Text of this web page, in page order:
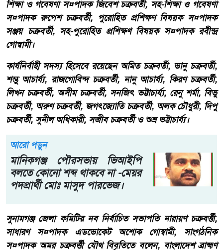
শিক্ষা ও গবেষণা স¤পাদক জিবেশ চক্রবর্তী, সহ-শিক্ষা ও গবেষণা
স¤পাদক রুপেশ চক্রবর্তী, পুরোহিত প্রশিক্ষণ বিষয়ক স¤পাদক
সঞ্জয় চক্রবর্তী, সহ-পুরোহিত প্রশিক্ষণ বিষয়ক স¤পাদক রবীন্দ্র
গোস্বামী।
কার্যনির্বাহী সদস্য হিসেবে রয়েছেন অমিত চক্রবর্তী, ভানু চক্রবর্তী,
শম্ভু আচার্য্য, রাজগোবিন্দ চক্রবর্তী, নানু আচার্য্য, কিরণ চক্রবর্তী,
লিখন চক্রবর্তী, অসীম চক্রবর্তী, সনজিৎ ভট্টাচার্য্য, রেনু শর্মা, বিভু
চক্রবর্তী, অরুণ চক্রবর্তী, জগৎজ্যোতি চক্রবর্তী, অলক চৌধুরী, দিপু
চক্রবর্তী, সুনীল অধিকারী, সজীব চক্রবর্তী ও শুভ্র ভট্টাচার্য্য।
আরো পড়ুন
মানিকগঞ্জ পৌরসভায় ভিআইপি
বলতে কোনো শব্দ থাকবে না -মেয়র
পদপ্রার্থী মোঃ মাসুদ পারভেজ।
সুনামগঞ্জ জেলা কমিটির নব নির্বাচিত সভাপতি নারায়ণ চক্রবর্ত্তী,
সাধারণ স¤পাদক এডভোকেট অশোক গোস্বামী, সাংগঠনিক
স¤পাদক অমর চক্রবর্ত্তী যৌথ বিবৃতিতে বলেন, বাংলাদেশ ব্রাহ্মণ